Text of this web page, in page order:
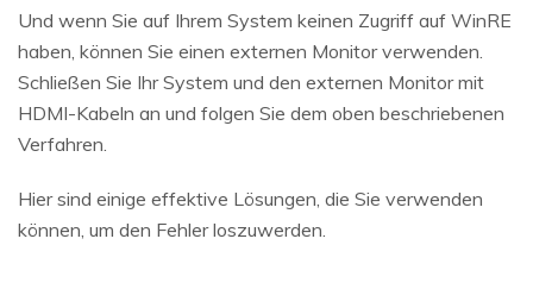
Und wenn Sie auf Ihrem System keinen Zugriff auf WinRE
haben, können Sie einen externen Monitor verwenden.
Schließen Sie Ihr System und den externen Monitor mit
HDMI-Kabeln an und folgen Sie dem oben beschriebenen
Verfahren.
Hier sind einige effektive Lösungen, die Sie verwenden
können, um den Fehler loszuwerden.